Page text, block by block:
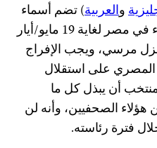
والعربية) تضم أسماء
الصحفيين الستة عشر السجناء في مصر لغاية 19 مايو/أيار
عزل مرسي، ويجب الإفراج
على استقلال
أن يبذل كل ما
الصحفيين، وأنه لن
فترة رئاسته.